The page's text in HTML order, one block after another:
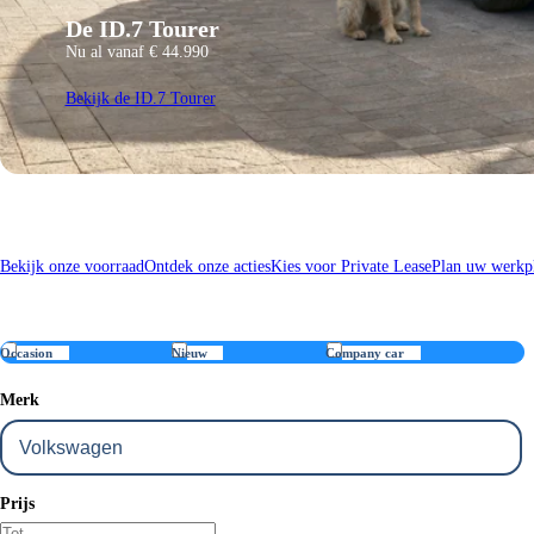
De ID.7 Tourer
Nu al vanaf € 44.990
Bekijk de ID.7 Tourer
Bekijk onze voorraadOntdek onze actiesKies voor Private LeasePlan uw
Occasion Nieuw Company car
Merk
Prijs